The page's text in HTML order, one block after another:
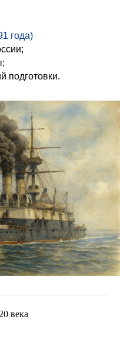
года)
подготовки.
века